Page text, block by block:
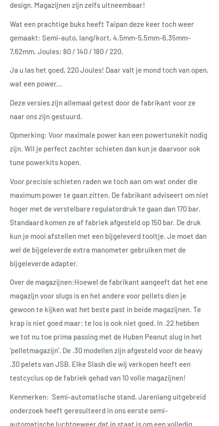
design. Magazijnen zijn zelfs uitneembaar!
Wat een prachtige buks heeft Taipan deze keer toch weer
gemaakt: Semi-auto, lang/kort, 4,5mm-5,5mm-6,35mm-
7,62mm. Joules: 80 / 140 / 180 / 220.
Ja u las het goed, 220 Joules! Daar valt je mond toch van open,
wat een power...
Deze versies zijn allemaal getest door de fabrikant voor ze
naar ons zijn gestuurd.
Opmerking: Voor maximale power kan een powertunekit nodig
zijn. Wil je perfect zachter schieten dan kun je daarvoor ook
tune powerkits kopen.
Voor precisie schieten raden we toch aan om wat onder die
maximum power te gaan zitten. De fabrikant adviseert om niet
hoger met de verstelbare regulatordruk te gaan dan 170 bar.
Standaard komen ze af fabriek afgesteld op 150 bar. De druk
kun je mooi afstellen met een bijgeleverd tooltje. Je moet dan
wel de bijgeleverde extra manometer gebruiken met de
bijgeleverde adapter.
Over de magazijnen:Hoewel de fabrikant aangeeft dat het ene
magazijn voor slugs is en het andere voor pellets dien je
gewoon te kijken wat het beste past in beide magazijnen. Te
krap is niet goed maar: te los is ook niet goed. In .22 hebben
we tot nu toe prima passing met de Huben Peanut slug in het
'pelletmagazijn'. De .30 modellen zijn afgesteld voor de heavy
.30 pelets van JSB. Elke Slash die wij verkopen heeft een
testcyclus op de fabriek gehad van 10 volle magazijnen!
Kenmerken: Semi-automatische stand. Jarenlang uitgebreid
onderzoek heeft geresulteerd in ons eerste semi-
automatische luchtgeweer dat in staat is om een volledig